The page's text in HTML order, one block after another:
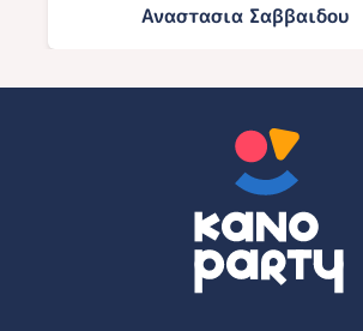
Αναστασια Σαββαιδου